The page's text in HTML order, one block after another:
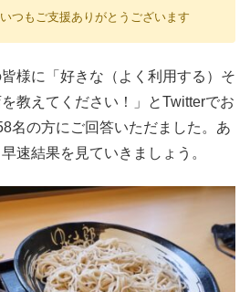
つもご支援ありがとうございます
様に「好きな（よく利用する）そ
教えてください！」とTwitterでお
名の方にご回答いただました。あ
速結果を見ていきましょう。